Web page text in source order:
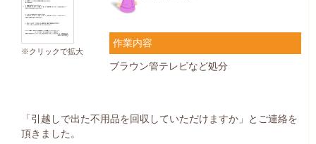
※クリックで拡大
作業内容
ブラウン管テレビなど処分
「引越しで出た不用品を回収していただけますか」とご連絡を
頂きました。